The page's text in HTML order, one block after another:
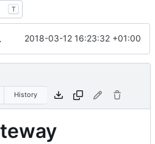
T
2018-03-12 16:23:32 +01:00
History